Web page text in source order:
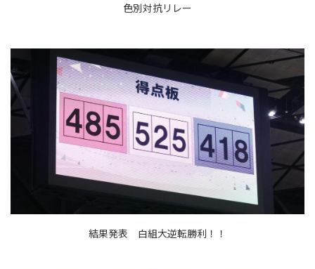
色別対抗リレー
結果発表 白組大逆転勝利！！